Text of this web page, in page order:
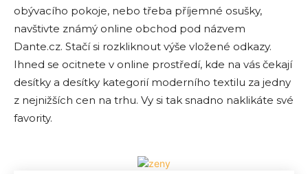
obývacího pokoje, nebo třeba příjemné osušky,
navštivte známý online obchod pod názvem
Dante.cz. Stačí si rozkliknout výše vložené odkazy.
Ihned se ocitnete v online prostředí, kde na vás čekají
desítky a desítky kategorií moderního textilu za jedny
z nejnižších cen na trhu. Vy si tak snadno naklikáte své
favority.